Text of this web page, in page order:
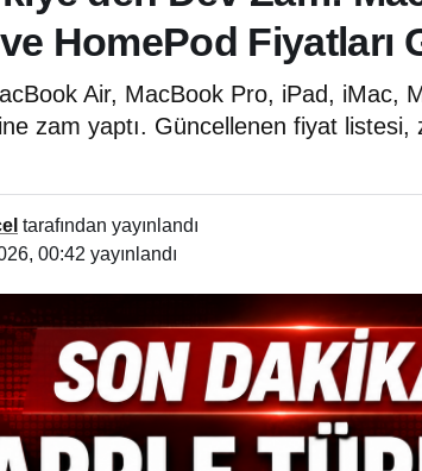
HomePod Fiyatları
Air, MacBook Pro, iPad, iMac,
zam yaptı. Güncellenen fiyat
tarafından yayınlandı
00:42 yayınlandı